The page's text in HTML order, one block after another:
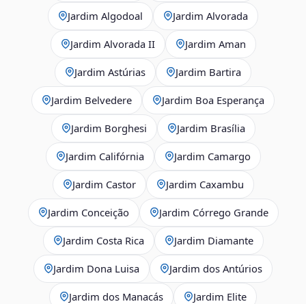
Jardim Algodoal Jardim Alvorada
Jardim Alvorada II Jardim Aman
Jardim Astúrias Jardim Bartira
Jardim Belvedere Jardim Boa Esperança
Jardim Borghesi Jardim Brasília
Jardim Califórnia Jardim Camargo
Jardim Castor Jardim Caxambu
Jardim Conceição Jardim Córrego Grande
Jardim Costa Rica Jardim Diamante
Jardim Dona Luisa Jardim dos Antúrios
Jardim dos Manacás Jardim Elite